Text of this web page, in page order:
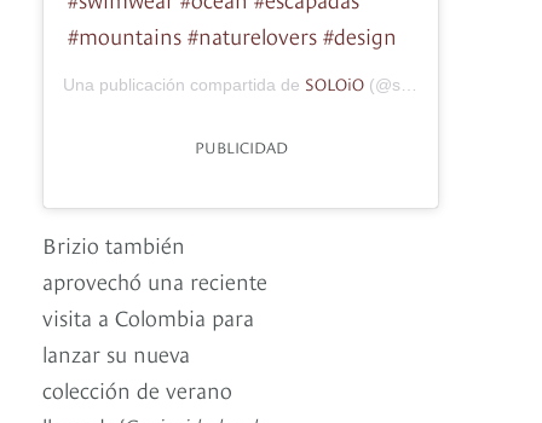
#mountains #naturelovers #design
Una publicación compartida de SOLOiO (@soloiomoda) el
PUBLICIDAD
Brizio también
aprovechó una reciente
visita a Colombia para
lanzar su nueva
colección de verano